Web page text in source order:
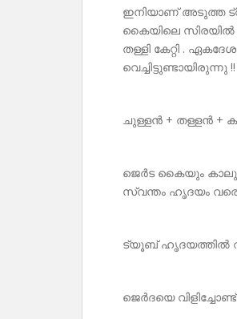
ഇനിയാണ് അടുത്ത
കൈയിലെ സിരയിൽ
തള്ളി കേറ്റി .
വെച്ചിട്ടുണ്ടായിരുന്നു !!
ചുള്ളൻ + തള്ളൻ +
ജെർട കൈയും കാലും
സ്വന്തം ഹൃദയം വരെ
ട്യൂബ് ഹൃദയത്തിൽ
ജെർദയെ